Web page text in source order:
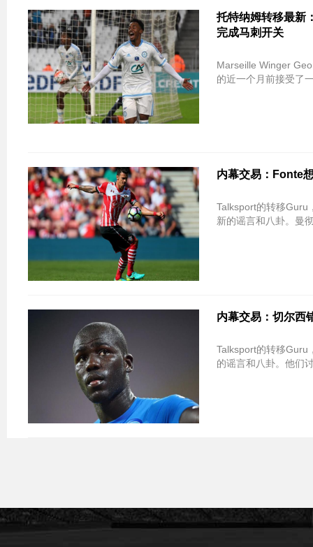
托特纳姆转移最新
完成马刺开关
Marseille Winger
的近一个月前接受了
内幕交易：Fonte
Talksport的转移Guru
新的谣言和八卦。曼
内幕交易：切尔
Talksport的转移Guru
的谣言和八卦。他们